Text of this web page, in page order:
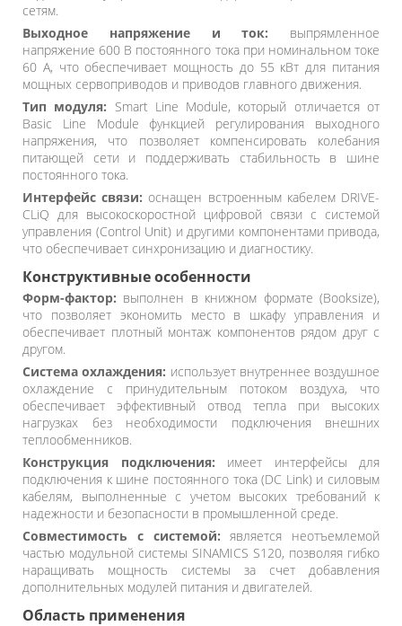
сетям.
Выходное напряжение и ток: выпрямленное
напряжение 600 В постоянного тока при номинальном токе
60 А, что обеспечивает мощность до 55 кВт для питания
мощных сервоприводов и приводов главного движения.
Тип модуля: Smart Line Module, который отличается от
Basic Line Module функцией регулирования выходного
напряжения, что позволяет компенсировать колебания
питающей сети и поддерживать стабильность в шине
постоянного тока.
Интерфейс связи: оснащен встроенным кабелем DRIVE-
CLiQ для высокоскоростной цифровой связи с системой
управления (Control Unit) и другими компонентами привода,
что обеспечивает синхронизацию и диагностику.
Конструктивные особенности
Форм-фактор: выполнен в книжном формате (Booksize),
что позволяет экономить место в шкафу управления и
обеспечивает плотный монтаж компонентов рядом друг с
другом.
Система охлаждения: использует внутреннее воздушное
охлаждение с принудительным потоком воздуха, что
обеспечивает эффективный отвод тепла при высоких
нагрузках без необходимости подключения внешних
теплообменников.
Конструкция подключения: имеет интерфейсы для
подключения к шине постоянного тока (DC Link) и силовым
кабелям, выполненные с учетом высоких требований к
надежности и безопасности в промышленной среде.
Совместимость с системой: является неотъемлемой
частью модульной системы SINAMICS S120, позволяя гибко
наращивать мощность системы за счет добавления
дополнительных модулей питания и двигателей.
Область применения